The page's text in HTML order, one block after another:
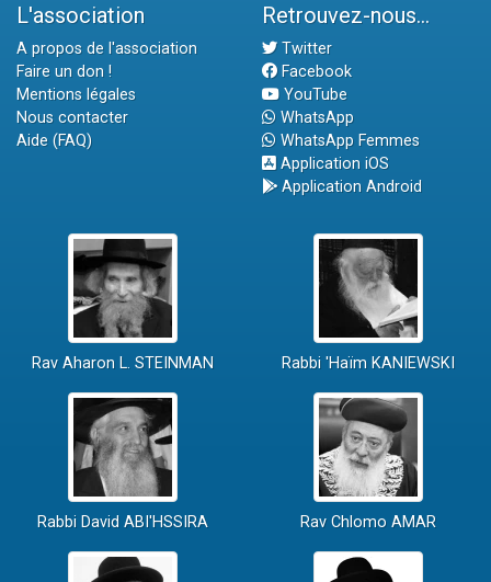
L'association
A propos de l'association
Faire un don !
Mentions légales
Nous contacter
Aide (FAQ)
Retrouvez-nous...
Twitter
Facebook
YouTube
WhatsApp
WhatsApp Femmes
Application iOS
Application Android
Rav Aharon L. STEINMAN Rabbi 'Haïm KANIEWSKI
Rabbi David ABI'HSSIRA Rav Chlomo AMAR